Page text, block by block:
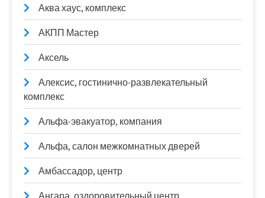
Аква хаус, комплекс
АКПП Мастер
Аксель
Алексис, гостинично-развлекательный
комплекс
Альфа-эвакуатор, компания
Альфа, салон межкомнатных дверей
Амбассадор, центр